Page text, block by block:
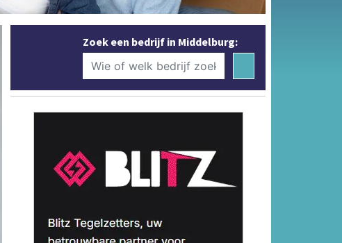
Zoek een bedrijf in Middelburg: